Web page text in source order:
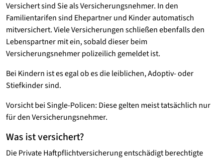
Versichert sind Sie als Versicherungsnehmer. In den
Familientarifen sind Ehepartner und Kinder automatisch
mitversichert. Viele Versicherungen schließen ebenfalls den
Lebenspartner mit ein, sobald dieser beim
Versicherungsnehmer polizeilich gemeldet ist.
Bei Kindern ist es egal ob es die leiblichen, Adoptiv- oder
Stiefkinder sind.
Vorsicht bei Single-Policen: Diese gelten meist tatsächlich nur
für den Versicherungsnehmer.
Was ist versichert?
Die Private Haftpflichtversicherung entschädigt berechtigte